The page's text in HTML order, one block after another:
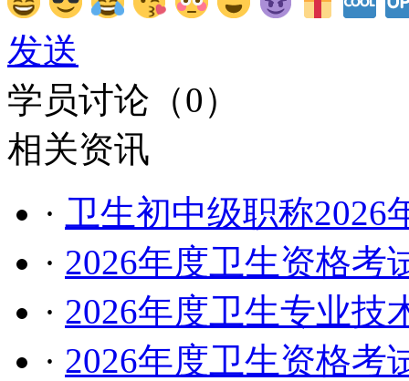
发送
学员讨论（0）
相关资讯
· 卫生初中级职称2026
· 2026年度卫生资格考
· 2026年度卫生专业技
· 2026年度卫生资格考